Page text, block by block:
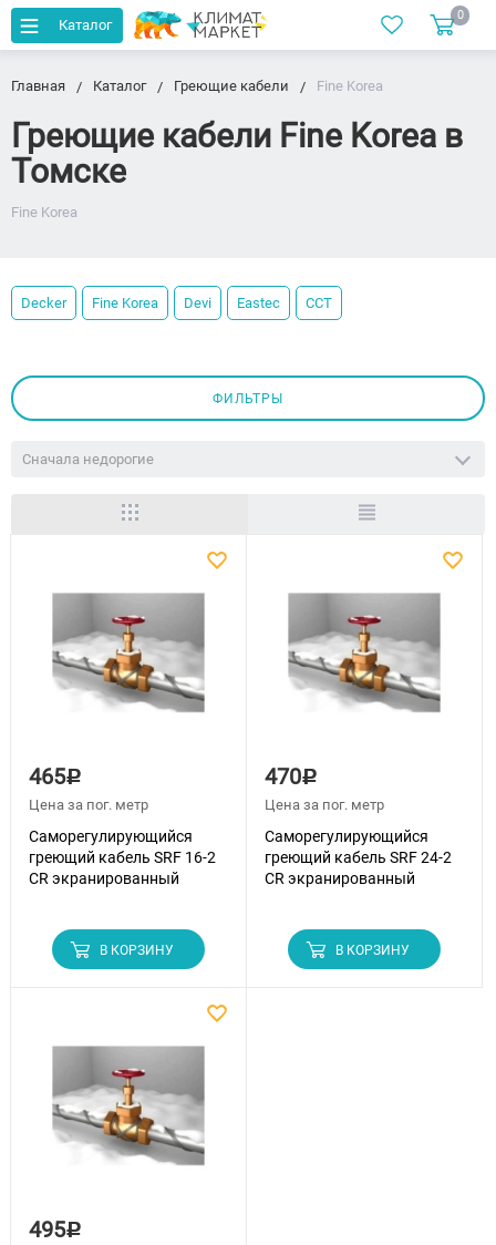
Каталог
0
Главная Каталог Греющие кабели Fine Korea
Греющие кабели Fine Korea в
Томске
Fine Korea
Decker Fine Korea Devi Eastec ССТ
ФИЛЬТРЫ
Сначала недорогие
465Р
Цена за пог. метр
Саморегулирующийся
греющий кабель SRF 16-2
CR экранированный
В КОРЗИНУ
470Р
Цена за пог. метр
Саморегулирующийся
греющий кабель SRF 24-2
CR экранированный
В КОРЗИНУ
495Р